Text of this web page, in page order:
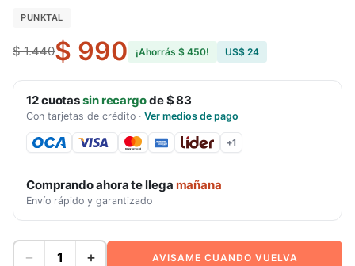
PUNKTAL
$ 1.440$ 990 ¡Ahorrás $ 450! US$ 24
12cuotassin recargode$ 83
Con tarjetas de crédito · Ver medios de pago
+1
Comprando ahora te llega mañana
Envío rápido y garantizado
− + AVISAME CUANDO VUELVA